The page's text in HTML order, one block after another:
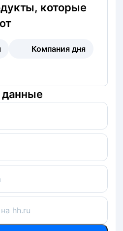
которые
Компания дня
данные
hh.ru